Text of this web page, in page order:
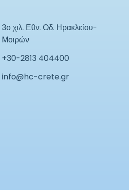
3ο χιλ. Εθν. Οδ. Ηρακλείου-
Μοιρών
+30-2813 404400
info@hc-crete.gr